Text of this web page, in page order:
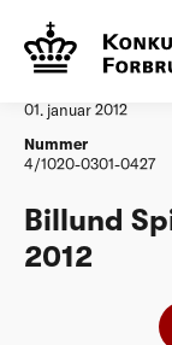
Vandtilsyn
01. januar 2012
Nummer
4/1020-0301-0427
Billund
2012